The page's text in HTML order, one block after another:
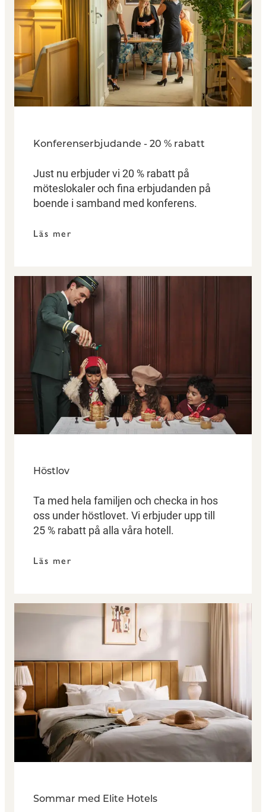
Konferenserbjudande - 20 % rabatt
Just nu erbjuder vi 20 % rabatt på
möteslokaler och fina erbjudanden på
boende i samband med konferens.
Läs mer
Höstlov
Ta med hela familjen och checka in hos
oss under höstlovet. Vi erbjuder upp till
25 % rabatt på alla våra hotell.
Läs mer
Sommar med Elite Hotels